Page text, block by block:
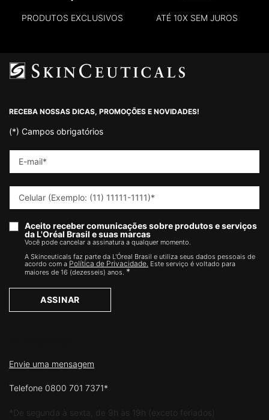
PRODUTOS EXCLUSIVOS ATÉ 10X SEM JUROS
RECEBA NOSSAS DICAS, PROMOÇÕES E NOVIDADES!
(*) Campos obrigatórios
E-mail*
Celular (Exemplo: (11) 11111-1111)*
Aceito receber comunicações sobre produtos e serviços
da L'Oréal Brasil e suas marcas
Você pode cancelar a assinatura a qualquer momento.​
A Skinceuticals faz parte da L'Óreal Brasil e utiliza seus dados pessoais de
acordo com a Política de Privacidade. Este serviço é voltado para
maiores de 16 (dezesseis) anos. *
ASSINAR
Envie uma mensagem
Telefone 0800 701 7371*
*De segunda à sexta, de 9h às 19h (exceto feriados)